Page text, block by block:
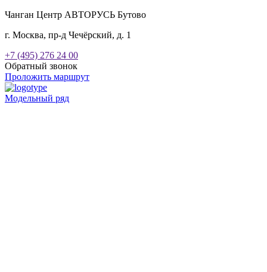
Чанган Центр АВТОРУСЬ Бутово
г. Москва, пр-д Чечёрский, д. 1
+7 (495) 276 24 00
Обратный звонок
Проложить маршрут
Модельный ряд